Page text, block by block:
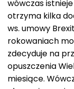
wówczas
otrzyma kilka
ws. umowy
rokowaniach
zdecyduje na
opuszczenia
miesiące.